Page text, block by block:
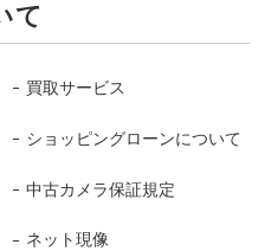
て
買取サービス
ショッピングローンについて
中古カメラ保証規定
ネット現像